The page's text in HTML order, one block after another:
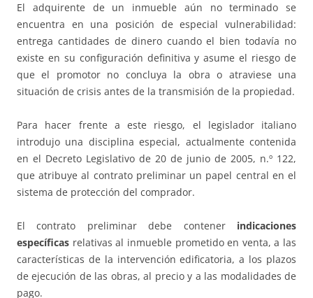
El adquirente de un inmueble aún no terminado se
encuentra en una posición de especial vulnerabilidad:
entrega cantidades de dinero cuando el bien todavía no
existe en su configuración definitiva y asume el riesgo de
que el promotor no concluya la obra o atraviese una
situación de crisis antes de la transmisión de la propiedad.
Para hacer frente a este riesgo, el legislador italiano
introdujo una disciplina especial, actualmente contenida
en el Decreto Legislativo de 20 de junio de 2005, n.º 122,
que atribuye al contrato preliminar un papel central en el
sistema de protección del comprador.
El contrato preliminar debe contener indicaciones
específicas relativas al inmueble prometido en venta, a las
características de la intervención edificatoria, a los plazos
de ejecución de las obras, al precio y a las modalidades de
pago.